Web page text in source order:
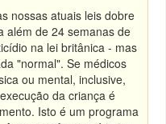
nossas atuais leis dobre
além de 24 semanas de
na lei britânica - mas
"normal". Se médicos
ou mental, inclusive,
da criança é
Isto é um programa